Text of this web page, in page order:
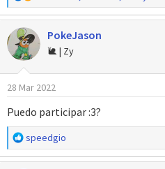
e
a
c
c
o
n
s
:
PokeJason
🐌 | Zy
28 Mar 2022
Puedo participar :3?
R
e
a
speedgio